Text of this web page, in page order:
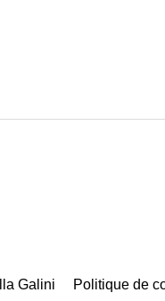
Galini Politique de